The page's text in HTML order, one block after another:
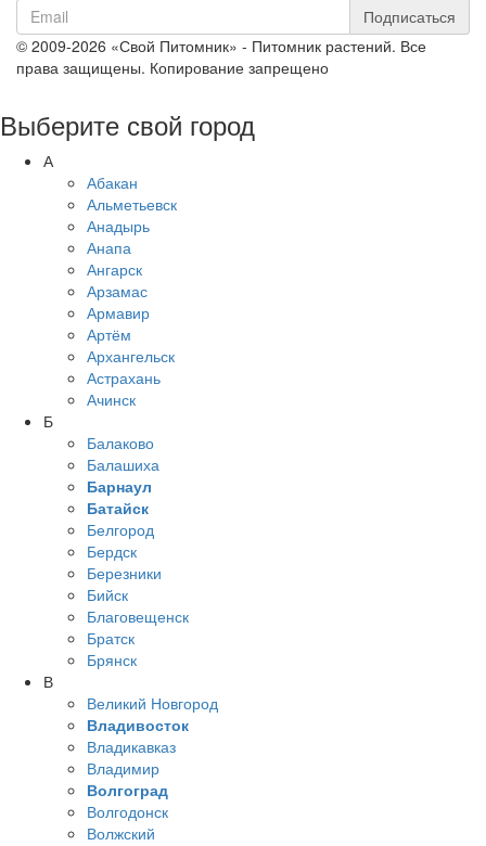
Подписаться
© 2009-2026 «Свой Питомник» - Питомник растений. Все
права защищены. Копирование запрещено
Выберите свой город
А
Абакан
Альметьевск
Анадырь
Анапа
Ангарск
Арзамас
Армавир
Артём
Архангельск
Астрахань
Ачинск
Б
Балаково
Балашиха
Барнаул
Батайск
Белгород
Бердск
Березники
Бийск
Благовещенск
Братск
Брянск
В
Великий Новгород
Владивосток
Владикавказ
Владимир
Волгоград
Волгодонск
Волжский